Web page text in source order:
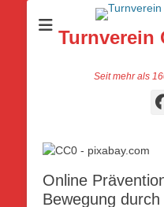
Turnverein
Seit mehr als
Online
Bewegung